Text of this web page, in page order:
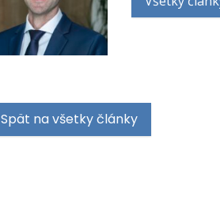
Všetky
Spät na všetky články